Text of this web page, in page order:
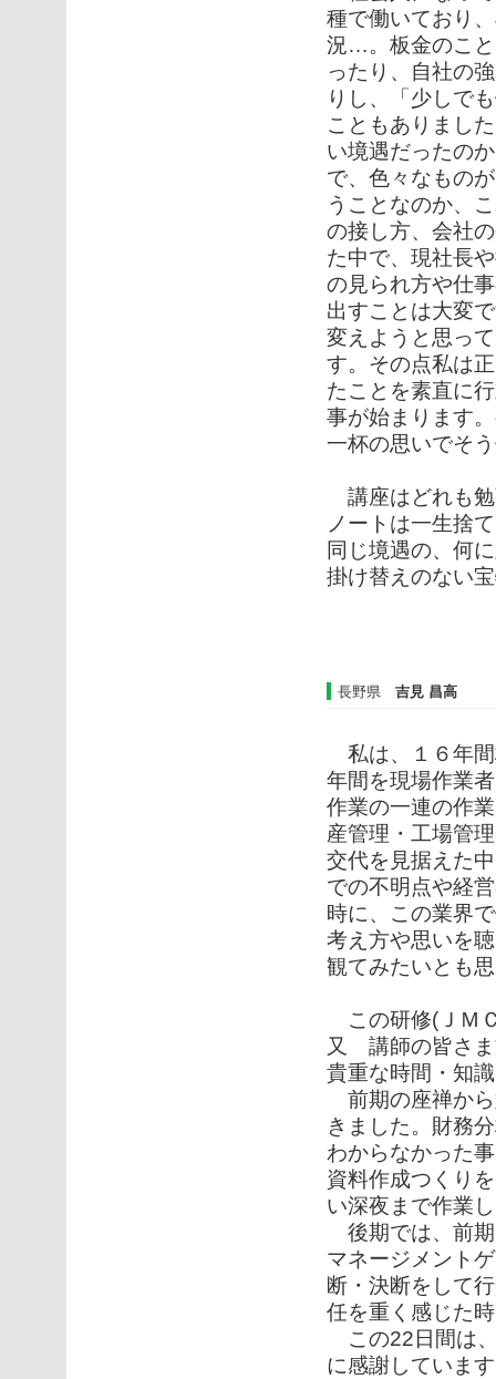
種で働いており
況…。板金のこと
ったり、自社の
りし、「少しで
こともありまし
い境遇だったの
で、色々なもの
うことなのか、
の接し方、会社
た中で、現社長
の見られ方や仕
出すことは大変
変えようと思っ
す。その点私は
たことを素直に
事が始まります
一杯の思いでそ
講座はどれも勉
ノートは一生捨
同じ境遇の、何
掛け替えのない
長野県 吉見 昌高
私は、１６年
年間を現場作業
作業の一連の作
産管理・工場管
交代を見据えた
での不明点や経
時に、この業界
考え方や思いを
観てみたいとも
この研修(ＪＭ
又 講師の皆さま
貴重な時間・知
前期の座禅から
きました。財務
わからなかった
資料作成つくり
い深夜まで作業
後期では、前期
マネージメント
断・決断をして
任を重く感じた
この22日間は
に感謝していま